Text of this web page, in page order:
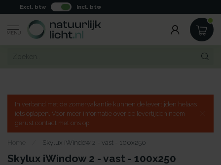
Excl. btw Incl. btw
MENU
In verband met de zomervakantie kunnen de levertijden helaas
iets oplopen. Voor meer informatie over de levertijden neem
gerust contact met ons op.
Home Skylux iWindow 2 - vast - 100x250
Skylux iWindow 2 - vast - 100x250